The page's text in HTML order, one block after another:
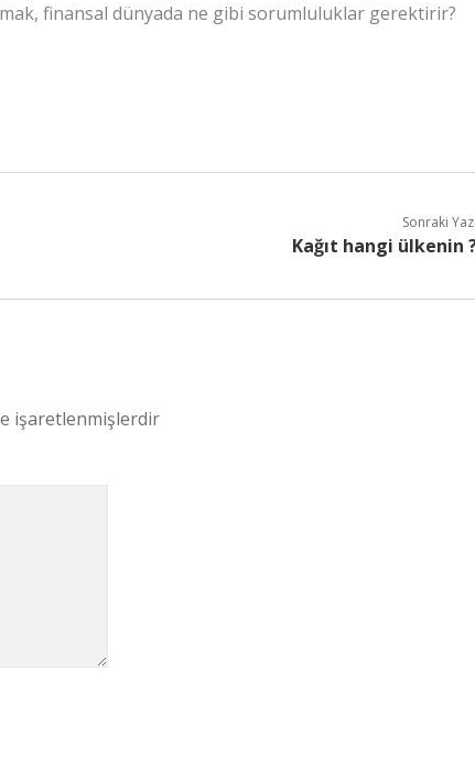
finansal dünyada ne gibi sorumluluklar gerektirir?
Sonraki Yazı
Kağıt hangi ülkenin
işaretlenmişlerdir